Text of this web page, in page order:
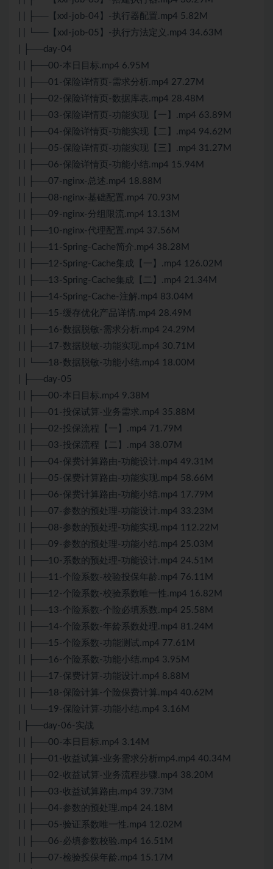
| | ├──【xxl-job-04】-执行器配置.mp4 5.82M
| | └──【xxl-job-05】-执行方法定义.mp4 34.63M
| ├──day-04
| | ├──00-本日目标.mp4 6.95M
| | ├──01-保险详情页-需求分析.mp4 27.27M
| | ├──02-保险详情页-数据库表.mp4 28.48M
| | ├──03-保险详情页-功能实现【一】.mp4 63.89M
| | ├──04-保险详情页-功能实现【二】.mp4 94.62M
| | ├──05-保险详情页-功能实现【三】.mp4 31.27M
| | ├──06-保险详情页-功能小结.mp4 15.94M
| | ├──07-nginx-总述.mp4 18.88M
| | ├──08-nginx-基础配置.mp4 70.93M
| | ├──09-nginx-分组限流.mp4 13.13M
| | ├──10-nginx-代理配置.mp4 37.56M
| | ├──11-Spring-Cache简介.mp4 38.28M
| | ├──12-Spring-Cache集成【一】.mp4 126.02M
| | ├──13-Spring-Cache集成【二】.mp4 21.34M
| | ├──14-Spring-Cache-注解.mp4 83.04M
| | ├──15-缓存优化产品详情.mp4 28.49M
| | ├──16-数据脱敏-需求分析.mp4 24.29M
| | ├──17-数据脱敏-功能实现.mp4 30.71M
| | └──18-数据脱敏-功能小结.mp4 18.00M
| ├──day-05
| | ├──00-本日目标.mp4 9.38M
| | ├──01-投保试算-业务需求.mp4 35.88M
| | ├──02-投保流程【一】.mp4 71.79M
| | ├──03-投保流程【二】.mp4 38.07M
| | ├──04-保费计算路由-功能设计.mp4 49.31M
| | ├──05-保费计算路由-功能实现.mp4 58.66M
| | ├──06-保费计算路由-功能小结.mp4 17.79M
| | ├──07-参数的预处理-功能设计.mp4 33.23M
| | ├──08-参数的预处理-功能实现.mp4 112.22M
| | ├──09-参数的预处理-功能小结.mp4 25.03M
| | ├──10-系数的预处理-功能设计.mp4 24.51M
| | ├──11-个险系数-校验投保年龄.mp4 76.11M
| | ├──12-个险系数-校验系数唯一性.mp4 16.82M
| | ├──13-个险系数-个险必填系数.mp4 25.58M
| | ├──14-个险系数-年龄系数处理.mp4 81.24M
| | ├──15-个险系数-功能测试.mp4 77.61M
| | ├──16-个险系数-功能小结.mp4 3.95M
| | ├──17-保费计算-功能设计.mp4 8.88M
| | ├──18-保险计算-个险保费计算.mp4 40.62M
| | └──19-保险计算-功能小结.mp4 3.16M
| ├──day-06-实战
| | ├──00-本日目标.mp4 3.14M
| | ├──01-收益试算-业务需求分析mp4.mp4 40.34M
| | ├──02-收益试算-业务流程步骤.mp4 38.20M
| | ├──03-收益试算路由.mp4 39.73M
| | ├──04-参数的预处理.mp4 24.18M
| | ├──05-验证系数唯一性.mp4 12.02M
| | ├──06-必填参数校验.mp4 16.51M
| | ├──07-检验投保年龄.mp4 15.17M